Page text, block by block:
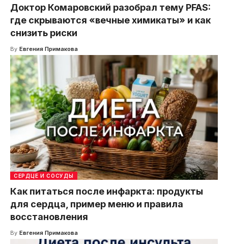
Доктор Комаровский разобрал тему PFAS:
где скрываются «вечные химикаты» и как
снизить риски
By Евгения Примакова
СЕРДЦЕ И СОСУДЫ
Как питаться после инфаркта: продукты
для сердца, пример меню и правила
восстановления
By Евгения Примакова